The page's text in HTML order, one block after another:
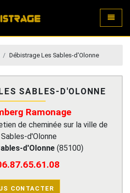
Débistrage Les Sables-d'Olonne
SABLES-D'OLONNE
Ramonage
de cheminée sur la ville de
Sables-d'Olonne
d'Olonne (85100)
CONTACTER